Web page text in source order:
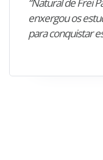
“Natural de Frei
enxergou os
para conquistar